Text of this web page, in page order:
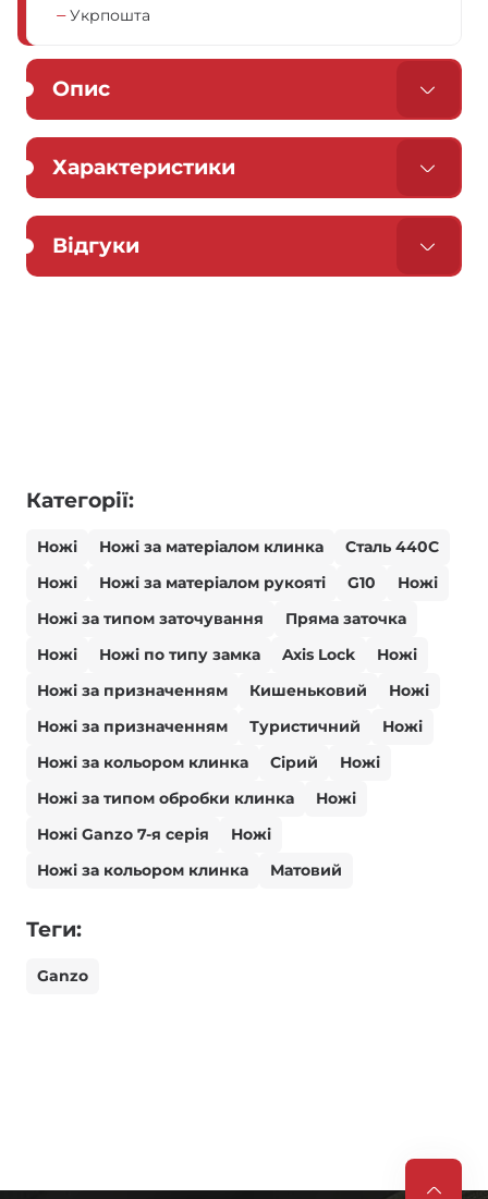
Укрпошта
Опис
Характеристики
Відгуки
Категорії:
Ножі Ножі за матеріалом клинка
Сталь 440С
Ножі
Ножі за матеріалом рукояті G10
Ножі
Ножі за типом заточування
Пряма заточка
Ножі
Ножі по типу замка Axis Lock
Ножі
Ножі за призначенням
Кишеньковий
Ножі
Ножі за призначенням
Туристичний
Ножі
Ножі за кольором клинка
Сірий
Ножі
Ножі за типом обробки клинка
Ножі
Ножі Ganzo 7-я серія
Ножі
Ножі за кольором клинка
Матовий
Теги:
Ganzo